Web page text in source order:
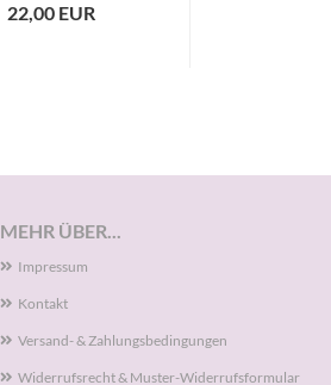
22,00 EUR
MEHR ÜBER...
Impressum
Kontakt
Versand- & Zahlungsbedingungen
Widerrufsrecht & Muster-Widerrufsformular